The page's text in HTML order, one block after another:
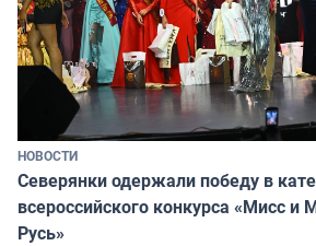
НОВОСТИ
Северянки одержали победу в
всероссийского конкурса «Мисс и
Русь»